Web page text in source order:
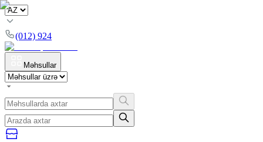
(012) 924
Məhsullar